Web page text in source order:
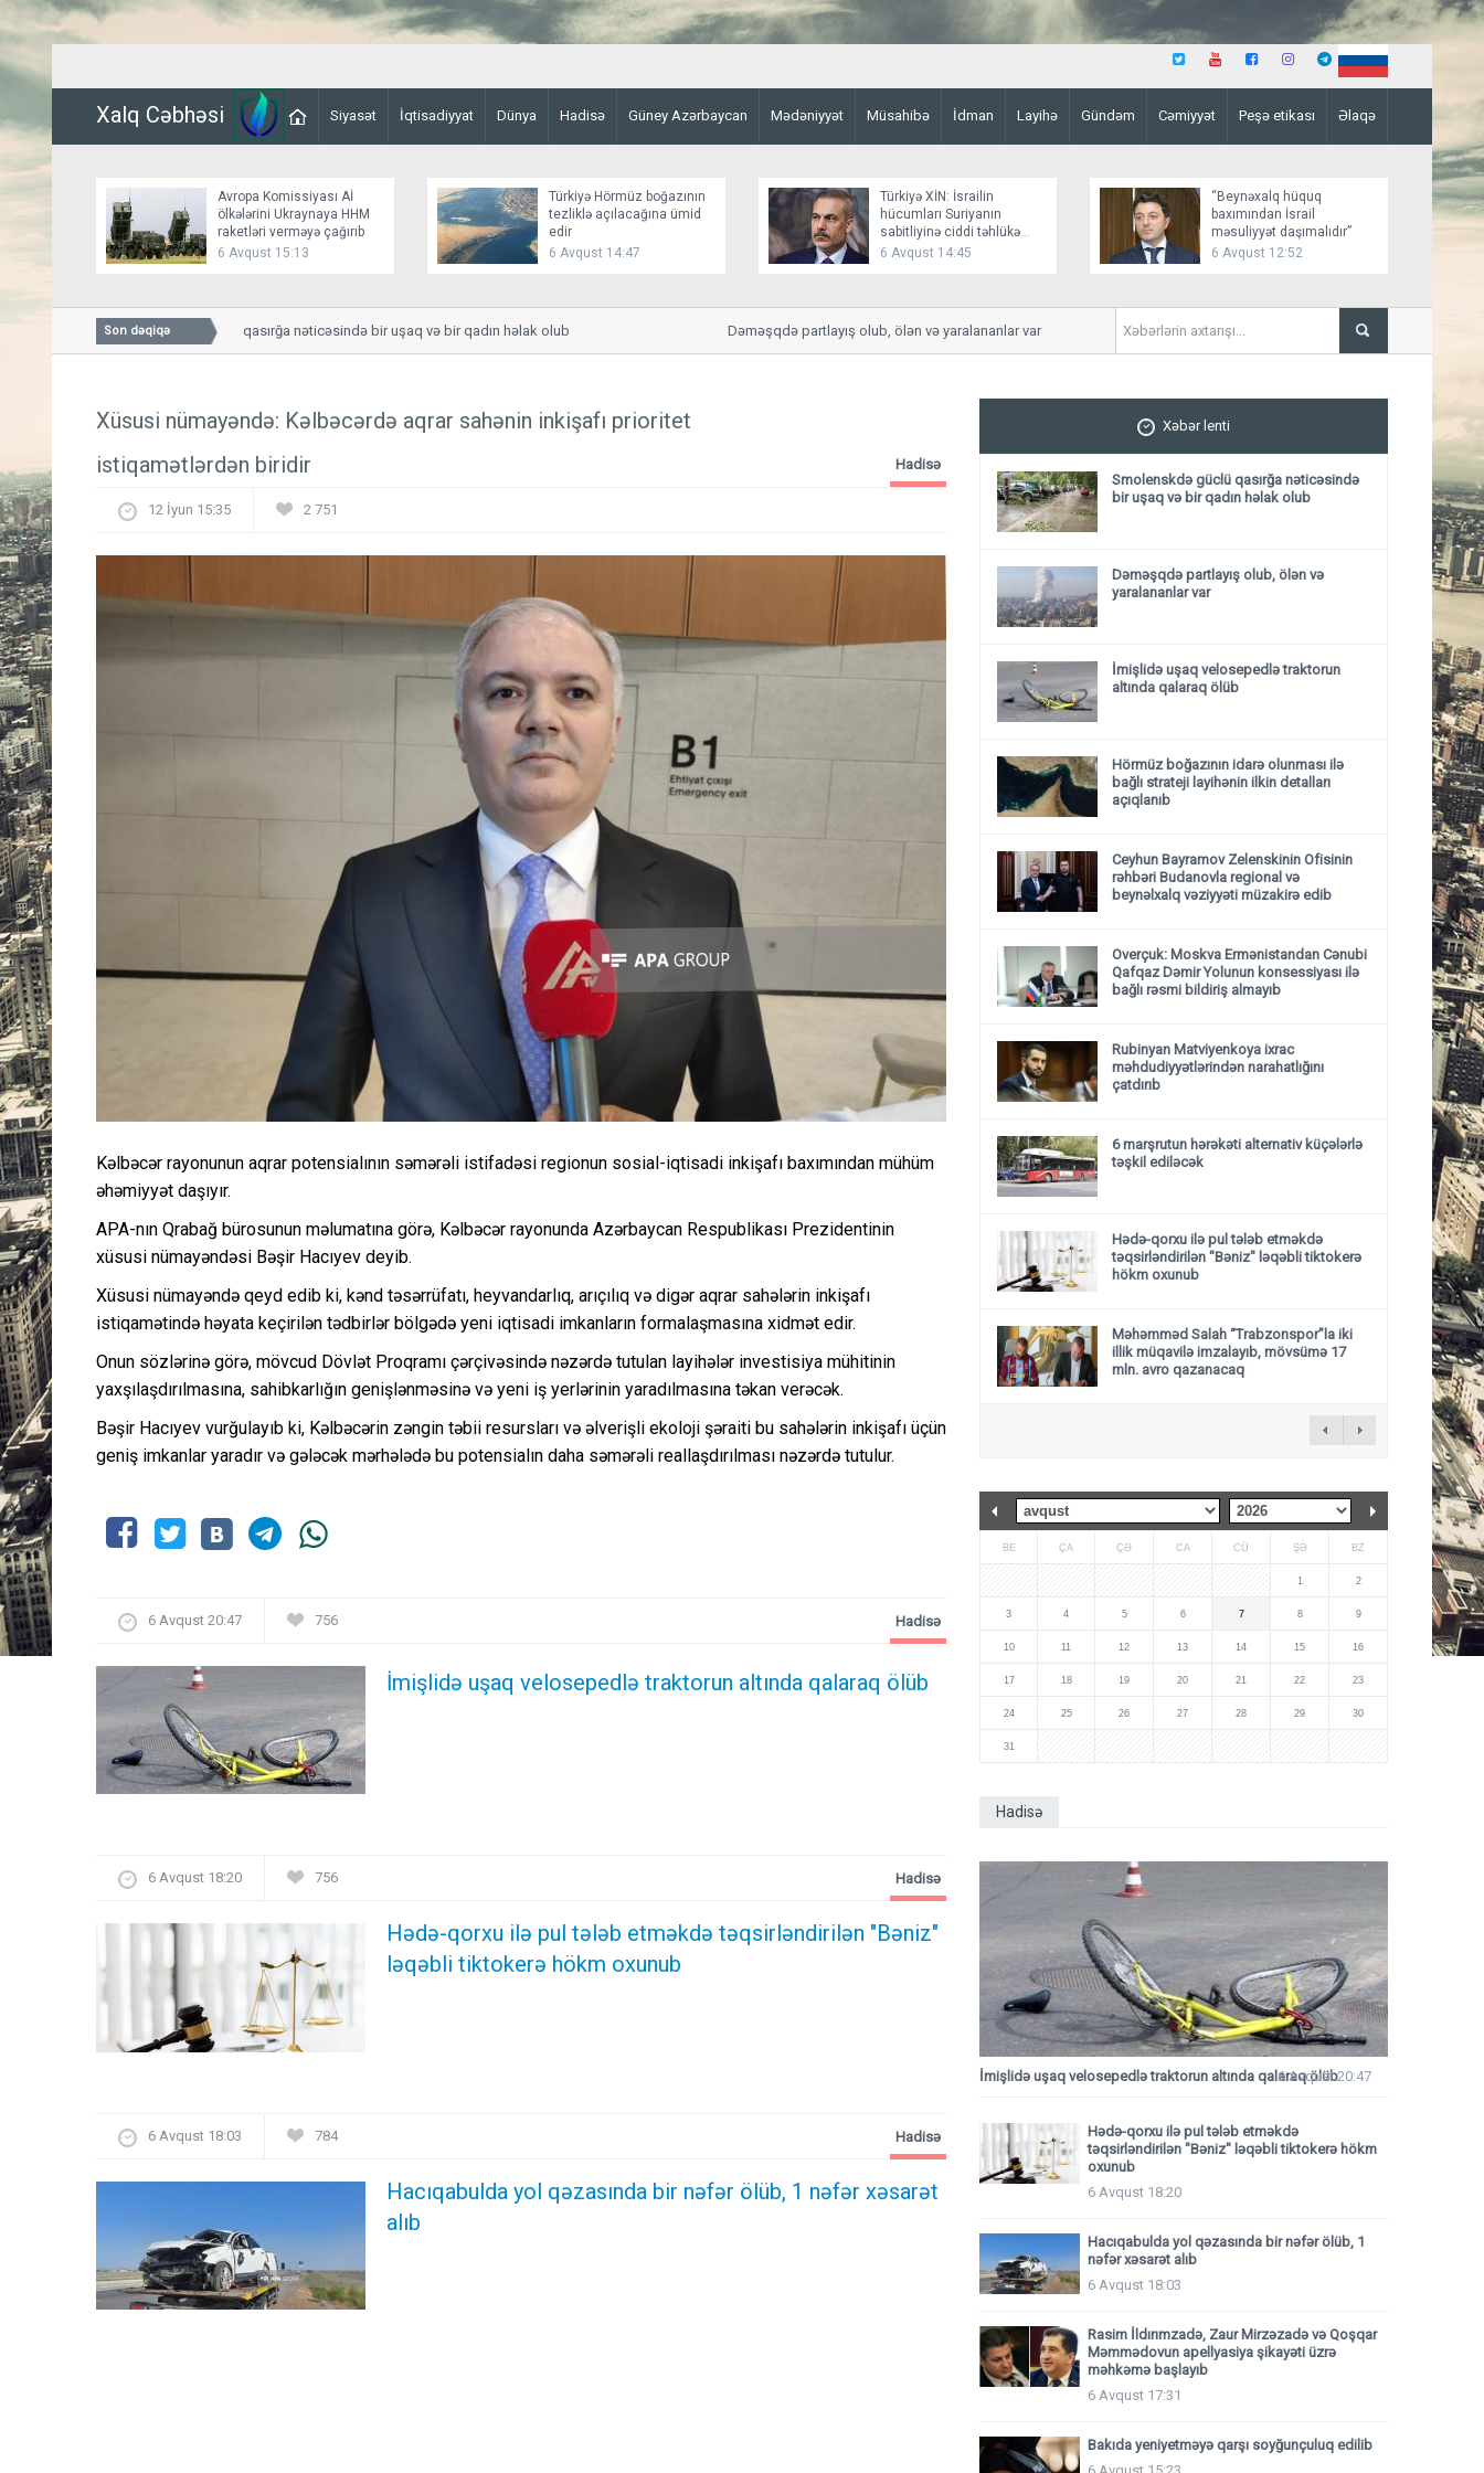
Xalq Cəbhəsi Siyasət İqtisadiyyat Dünya Hadisə Güney Azərbaycan Mədəniyyət Müsahibə İdman Layihə Gündəm Cəmiyyət Peşə etikası Əlaqə
Avropa Komissiyası Aİ
ölkələrini Ukraynaya HHM
raketləri verməyə çağırıb
6 Avqust 15:13
Türkiyə Hörmüz boğazının
tezliklə açılacağına ümid
edir
6 Avqust 14:47
Türkiyə XİN: İsrailin
hücumları Suriyanın
sabitliyinə ciddi təhlükə
yaradır
6 Avqust 14:45
“Beynəxalq hüquq
baxımından İsrail
məsuliyyət daşımalıdır”
6 Avqust 12:52
Son dəqiqə
Smolenskdə güclü qasırğa nəticəsində bir uşaq və bir qadın həlak olub Dəməşqdə partlayış olub, ölən və yaralananlar var İmişlidə uşaq
Xüsusi nümayəndə: Kəlbəcərdə aqrar sahənin inkişafı prioritet
istiqamətlərdən biridir
Hadisə
12 İyun 15:35 2 751
Kəlbəcər rayonunun aqrar potensialının səmərəli istifadəsi regionun sosial-iqtisadi inkişafı baxımından mühüm
əhəmiyyət daşıyır.
APA-nın Qrabağ bürosunun məlumatına görə, Kəlbəcər rayonunda Azərbaycan Respublikası Prezidentinin
xüsusi nümayəndəsi Bəşir Hacıyev deyib.
Xüsusi nümayəndə qeyd edib ki, kənd təsərrüfatı, heyvandarlıq, arıçılıq və digər aqrar sahələrin inkişafı
istiqamətində həyata keçirilən tədbirlər bölgədə yeni iqtisadi imkanların formalaşmasına xidmət edir.
Onun sözlərinə görə, mövcud Dövlət Proqramı çərçivəsində nəzərdə tutulan layihələr investisiya mühitinin
yaxşılaşdırılmasına, sahibkarlığın genişlənməsinə və yeni iş yerlərinin yaradılmasına təkan verəcək.
Bəşir Hacıyev vurğulayıb ki, Kəlbəcərin zəngin təbii resursları və əlverişli ekoloji şəraiti bu sahələrin inkişafı üçün
geniş imkanlar yaradır və gələcək mərhələdə bu potensialın daha səmərəli reallaşdırılması nəzərdə tutulur.
6 Avqust 20:47 756
İmişlidə uşaq velosepedlə traktorun altında qalaraq ölüb
Hadisə
6 Avqust 18:20 756
Hədə-qorxu ilə pul tələb etməkdə təqsirləndirilən "Bəniz"
ləqəbli tiktokerə hökm oxunub
Hadisə
6 Avqust 18:03 784
Hacıqabulda yol qəzasında bir nəfər ölüb, 1 nəfər xəsarət
alıb
Hadisə
Xəbər lenti
Smolenskdə güclü qasırğa nəticəsində
bir uşaq və bir qadın həlak olub
Dəməşqdə partlayış olub, ölən və
yaralananlar var
İmişlidə uşaq velosepedlə traktorun
altında qalaraq ölüb
Hörmüz boğazının idarə olunması ilə
bağlı strateji layihənin ilkin detalları
açıqlanıb
Ceyhun Bayramov Zelenskinin Ofisinin
rəhbəri Budanovla regional və
beynəlxalq vəziyyəti müzakirə edib
Overçuk: Moskva Ermənistandan Cənubi
Qafqaz Dəmir Yolunun konsessiyası ilə
bağlı rəsmi bildiriş almayıb
Rubinyan Matviyenkoya ixrac
məhdudiyyətlərindən narahatlığını
çatdırıb
6 marşrutun hərəkəti alternativ küçələrlə
təşkil ediləcək
Hədə-qorxu ilə pul tələb etməkdə
təqsirləndirilən "Bəniz" ləqəbli tiktokerə
hökm oxunub
Məhəmməd Salah “Trabzonspor”la iki
illik müqavilə imzalayıb, mövsümə 17
mln. avro qazanacaq
BE ÇA ÇƏ CA CÜ ŞƏ BZ
1 2
3 4 5 6 7 8 9
10 11 12 13 14 15 16
17 18 19 20 21 22 23
24 25 26 27 28 29 30
31
Hadisə
İmişlidə uşaq velosepedlə traktorun altında qalaraq ölüb
6 Avqust 20:47
Hədə-qorxu ilə pul tələb etməkdə
təqsirləndirilən "Bəniz" ləqəbli tiktokerə hökm
oxunub
6 Avqust 18:20
Hacıqabulda yol qəzasında bir nəfər ölüb, 1
nəfər xəsarət alıb
6 Avqust 18:03
Rasim İldırımzadə, Zaur Mirzəzadə və Qoşqar
Məmmədovun apellyasiya şikayəti üzrə
məhkəmə başlayıb
6 Avqust 17:31
Bakıda yeniyetməyə qarşı soyğunçuluq edilib